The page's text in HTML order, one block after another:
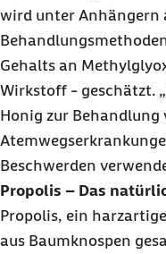
wird unter Anhängern
Gehalts an
Wirkstoff - geschätzt.
Honig zur
Beschwerden
Propolis – Das
Propolis, ein
aus Baumknospen